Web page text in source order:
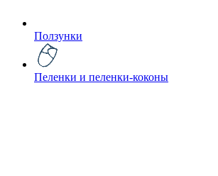
Ползунки
Пеленки и пеленки-коконы